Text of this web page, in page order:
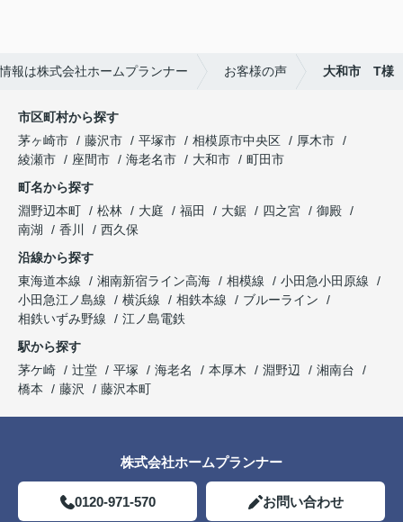
ホームプランナーさんでは購入者目線で相談に乗っ
てくれます。
報は株式会社ホームプランナー お客様の声 大和市 T様
市区町村から探す
茅ヶ崎市
藤沢市 平塚市 相模原市中央区
厚木市
綾瀬市
座間市 海老名市 大和市
町田市
町名から探す
淵野辺本町
松林 大庭 福田 大鋸 四之宮
御殿
南湖
香川
西久保
沿線から探す
東海道本線
湘南新宿ライン高海 相模線
小田急小田原線
小田急江ノ島線
横浜線 相鉄本線
ブルーライン
相鉄いずみ野線
江ノ島電鉄
駅から探す
茅ケ崎
辻堂 平塚 海老名 本厚木 淵野辺
湘南台
橋本
藤沢 藤沢本町
株式会社ホームプランナー
0120-971-570 お問い合わせ